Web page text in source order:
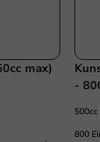
max)
-
800